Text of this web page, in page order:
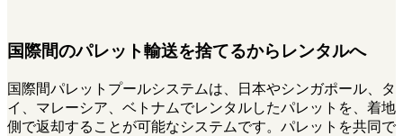
国際間のパレット輸送を捨てるからレンタルへ
国際間パレットプールシステムは、日本やシンガポール、タ
イ、マレーシア、ベトナムでレンタルしたパレットを、着地
側で返却することが可能なシステムです。パレットを共同で